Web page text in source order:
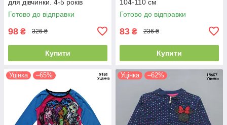
для дівчинки. 4-5 років
Готово до відправки
98 ₴ 326 ₴
Купити
104-110 см
Готово до відправки
83 ₴ 236 ₴
Купити
Уцінка –65% Уцінка –62%